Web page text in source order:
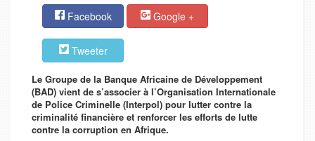
Facebook Google +
Tweeter
Le Groupe de la Banque Africaine de Développement
(BAD) vient de s’associer à l’Organisation Internationale
de Police Criminelle (Interpol) pour lutter contre la
criminalité financière et renforcer les efforts de lutte
contre la corruption en Afrique.